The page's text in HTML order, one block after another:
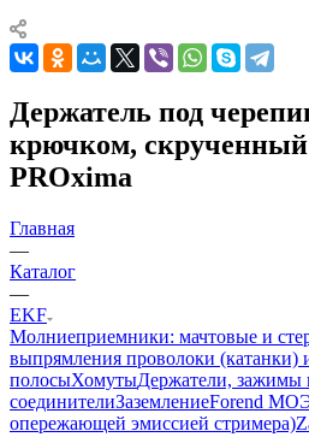
Держатель под
крючком,
PROxima
Главная
—
Каталог
—
EKF
Молниеприемники: мачтовые и
выпрямления проволоки (катанки)
полосыХомутыДержатели, зажимы
соединителиЗаземлениеForend
опережающей эмиссией стримера)